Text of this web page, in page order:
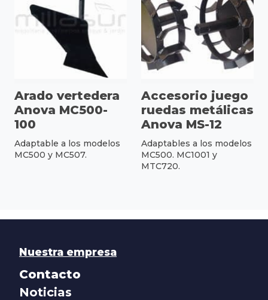
Arado vertedera
Anova MC500-
100
Adaptable a los modelos
MC500 y MC507.
Accesorio juego
ruedas metálicas
Anova MS-12
Adaptables a los modelos
MC500. MC1001 y
MTC720.
Nuestra empresa
Contacto
Noticias